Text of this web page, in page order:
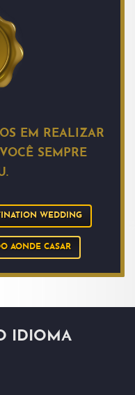
EM REALIZAR
SEMPRE
WEDDING
AONDE CASAR
IDIOMA